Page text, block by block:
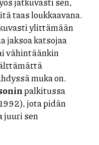
taas loukkaavana.
ylittämään
jaksoa katsojaa
vähintäänkin
muka on.
palkitussa
jota pidän
juuri sen